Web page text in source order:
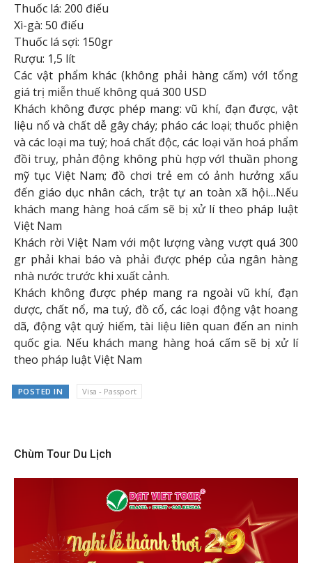
Thuốc lá: 200 điếu
Xì-gà: 50 điếu
Thuốc lá sợi: 150gr
Rượu: 1,5 lít
Các vật phẩm khác (không phải hàng cấm) vớI tổng
giá trị miễn thuế không quá 300 USD
Khách không được phép mang: vũ khí, đạn được, vật
liệu nổ và chất dễ gây cháy; pháo các loại; thuốc phiện
và các loại ma tuý; hoá chất độc, các loại văn hoá phẩm
đồi truỵ, phản động không phù hợp vớI thuần phong
mỹ tục Việt Nam; đồ chơi trẻ em có ảnh hưởng xấu
đến giáo dục nhân cách, trật tự an toàn xã hội…Nếu
khách mang hàng hoá cấm sẽ bị xử lí theo pháp luật
Việt Nam
Khách rời Việt Nam với một lượng vàng vượt quá 300
gr phải khai báo và phải được phép của ngân hàng
nhà nước trước khi xuất cảnh.
Khách không được phép mang ra ngoài vũ khí, đạn
dược, chất nổ, ma tuý, đồ cổ, các loại động vật hoang
dã, động vật quý hiếm, tài liệu liên quan đến an ninh
quốc gia. Nếu khách mang hàng hoá cấm sẽ bị xử lí
theo pháp luật Việt Nam
POSTED IN Visa - Passport
Chùm Tour Du Lịch